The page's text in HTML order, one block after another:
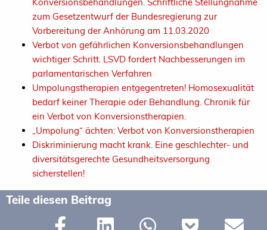
zum Gesetzentwurf der Bundesregierung zur
Vorbereitung der Anhörung am 11.03.2020
Verbot von gefährlichen Konversionsbehandlungen
wichtiger Schritt. LSVD fordert Nachbesserungen im
parlamentarischen Verfahren
Umpolungstherapien entgegentreten! Homosexualität
bedarf keiner Therapie oder Behandlung. Chronik für
ein Verbot von Konversionstherapien.
„Umpolung“ ächten: Verbot von Konversionstherapien
Diskriminierung macht krank. Eine geschlechter- und
diversitätsgerechte Gesundheitsversorgung
sicherstellen!
Teile diesen Beitrag